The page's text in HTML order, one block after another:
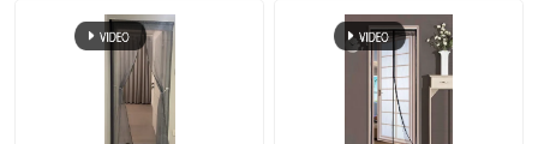
نايلون كبل التعادل